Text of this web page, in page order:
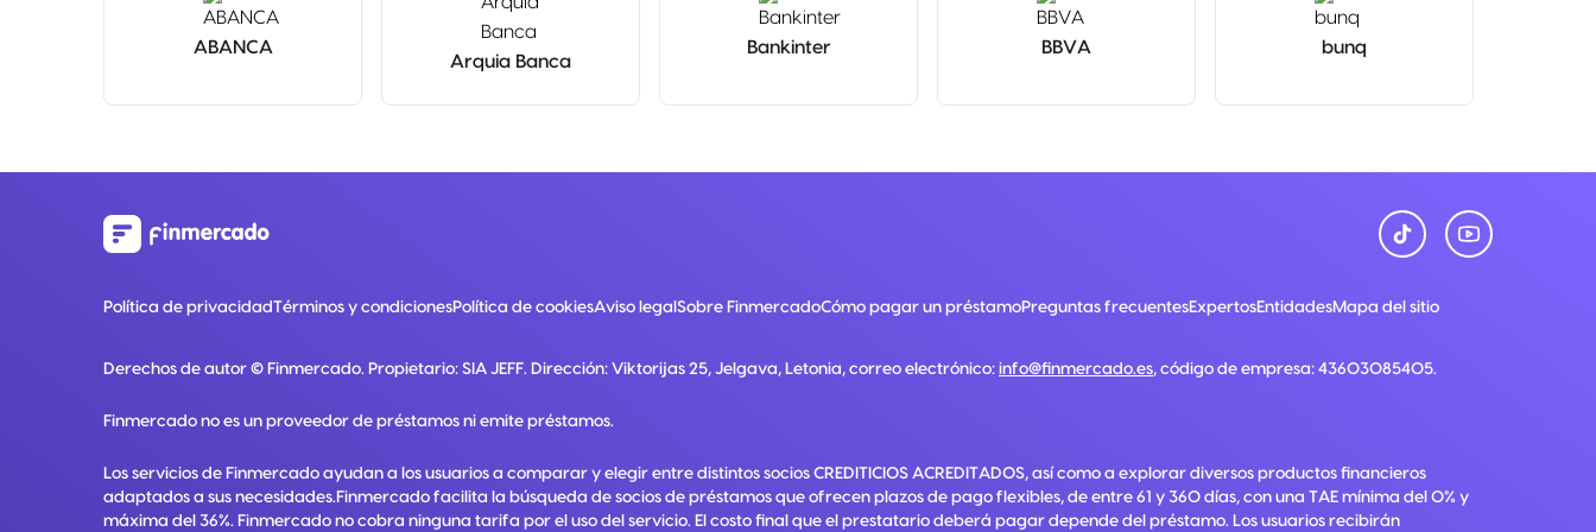
ABANCA
Arquia Banca
Bankinter BBVA bunq
Política de privacidadTérminos y condicionesPolítica de cookiesAviso legal Sobre FinmercadoCómo pagar un préstamoPreguntas frecuentesExpertosEntidadesMapa del sitio
Derechos de autor © Finmercado. Propietario: SIA JEFF. Dirección: Viktorijas 25, Jelgava, Letonia, correo electrónico: info@finmercado.es, código de empresa: 43603085405.
Finmercado no es un proveedor de préstamos ni emite préstamos.
Los servicios de Finmercado ayudan a los usuarios a comparar y elegir entre distintos socios CREDITICIOS ACREDITADOS, así como a explorar diversos productos financieros
adaptados a sus necesidades.Finmercado facilita la búsqueda de socios de préstamos que ofrecen plazos de pago flexibles, de entre 61 y 360 días, con una TAE mínima del 0% y
máxima del 36%. Finmercado no cobra ninguna tarifa por el uso del servicio. El costo final que el prestatario deberá pagar depende del préstamo. Los usuarios recibirán